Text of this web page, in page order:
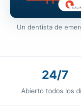
Un dentista de
24/7
Abierto todos los